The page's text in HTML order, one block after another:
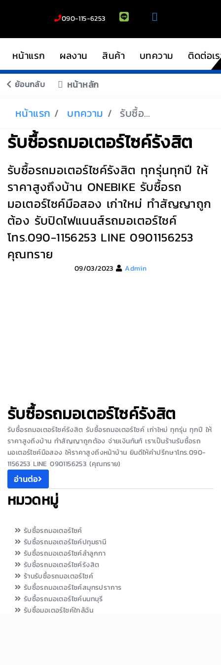
090-115-6253
หน้าแรก ผลงาน สินค้า บทความ ติดต่อเ
ย้อนกลับ หน้าหลัก
หน้าแรก บทความ รับซื้อรถมอเตอร์ไซค์รังสิต
รับซื้อรถมอเตอร์ไซค์รังสิต
รับซื้อรถมอเตอร์ไซค์รังสิต ทุกรุ่นทุกปี ให้
ราคาสูงถึงบ้าน ONEBIKE รับซื้อรถ
มอเตอร์ไซค์มือสอง เก่าใหม่ ทำสัญญาถูก
ต้อง รับปิดไฟแนนส์รถมอเตอร์ไซค์
โทร.090-1156253 LINE 0901156253
คุณทราย
09/03/2023 Admin
รับซื้อรถมอเตอร์ไซค์รังสิต
รับซื้อรถมอเตอร์ไซค์รังสิต รับซื้อรถมอเตอร์ไซค์ เก่าใหม่ ทุกรุ่น ทุกปี ให้
ราคาสูงถึงบ้าน ทำสัญญาถูกต้อง จ่ายเงินทันทั เราเป็นร้านรับซื้อรถ
มอเตอร์ไซค์มือสอง ให้ราคาสูงถึงหน้าบ้าน ยินดีให้คำปรึกษาโทร.090-
1156253 LINE 0901156253 (คุณทราย)
อ่านต่อ
หมวดหมู่
รับซื้อรถมอเตอร์ไซค์
รับซื้อรถมอเตอร์ไซค์ปทุมธานี
รับซื้อรถมอเตอร์ไซค์ลำลูกกา
รับซื้อรถมอเตอร์ไซค์รังสิต
ร้านรับซื้อรถมอเตอร์ไซค์
รับซื้อรถมอเตอร์ไซค์สมุทรปราการ
รับซื้อรถมอเตอร์ไซค์นนทบุรี
รับซื้อมอเตอร์ไซค์ใกล้ฉัน